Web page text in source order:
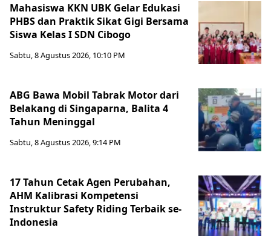
Mahasiswa KKN UBK Gelar Edukasi
PHBS dan Praktik Sikat Gigi Bersama
Siswa Kelas I SDN Cibogo
Sabtu, 8 Agustus 2026, 10:10 PM
ABG Bawa Mobil Tabrak Motor dari
Belakang di Singaparna, Balita 4
Tahun Meninggal
Sabtu, 8 Agustus 2026, 9:14 PM
17 Tahun Cetak Agen Perubahan,
AHM Kalibrasi Kompetensi
Instruktur Safety Riding Terbaik se-
Indonesia